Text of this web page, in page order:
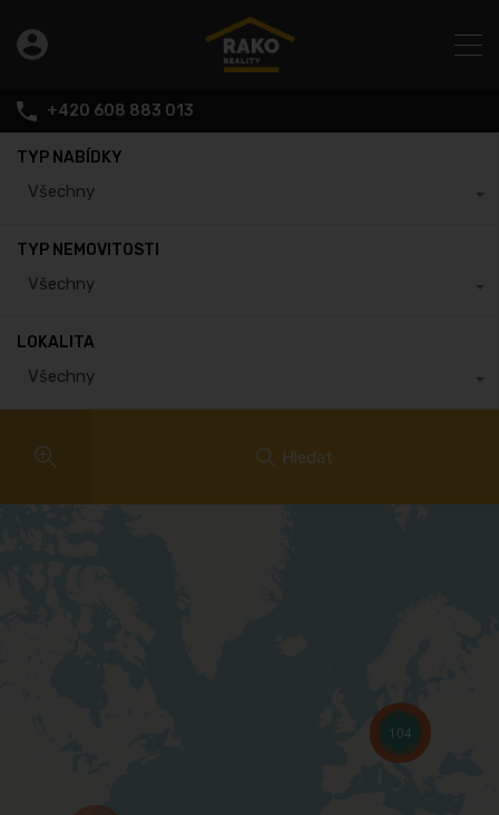
+420 608 883 013
TYP NABÍDKY
Všechny
TYP NEMOVITOSTI
Všechny
LOKALITA
Všechny
Hledat
104